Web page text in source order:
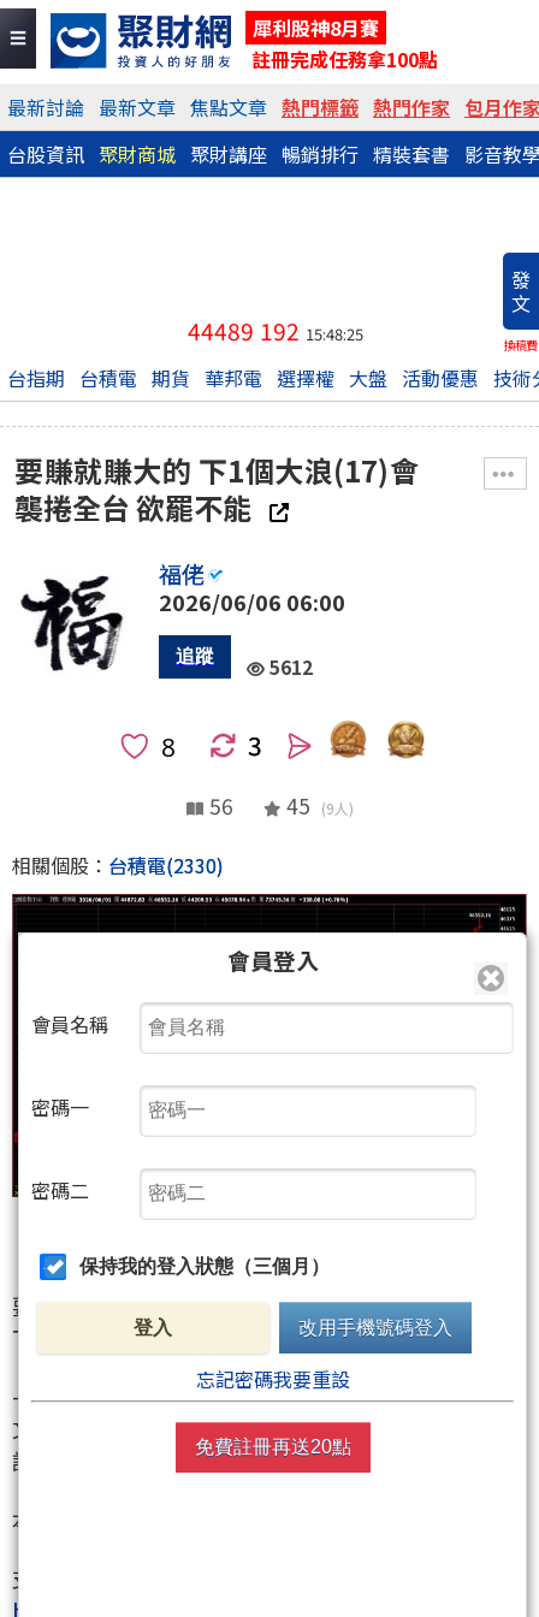
犀利股神8月賽
註冊完成任務拿100點
最新討論 最新文章 焦點文章 熱門標籤 熱門作家 包月作
台股資訊 聚財商城 聚財講座 暢銷排行 精裝套書 影音教
發
文
換稿費
44489 192 15:48:25
台指期 台積電 期貨 華邦電 選擇權 大盤 活動優惠 技術
要賺就賺大的 下1個大浪(17)會
襲捲全台 欲罷不能
福佬
2026/06/06 06:00
5612
3
56 45 (9人)
相關個股： 台積電(2330)
要賺就賺大的
下1個大浪(17)會襲捲全台 欲罷不能
-----------
文章內容是福佬個人的看法紀錄.我不帶單操作.購買前
請三思
本文不退點(前7位買文+回覆 統一贈送100點)
支持福佬 請按下挺我網址
http://www.wearn.com/fans/?120317
會員登入
會員名稱
密碼一
密碼二
保持我的登入狀態（三個月）
登入 改用手機號碼登入
忘記密碼我要重設
免費註冊再送20點